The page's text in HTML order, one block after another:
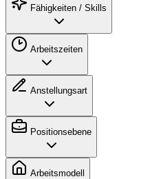
Fähigkeiten / Skills
Arbeitszeiten
Anstellungsart
Positionsebene
Arbeitsmodell